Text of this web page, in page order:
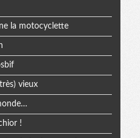
la motocyclette
vieux
!